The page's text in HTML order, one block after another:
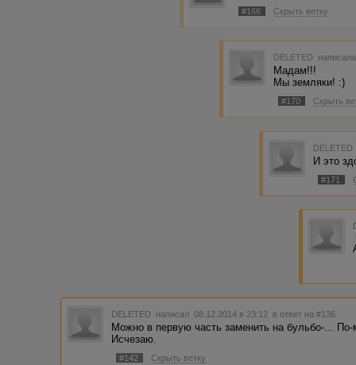
#166 Скрыть ветку
DELETED
Мадам!!!
Мы земляки! :)
#170 Скрыть
DELETED
И это
#171
DELETED написал 08.12.2014 в 23:12 в ответ на #136
Можно в первую часть заменить на бульбо-... По-
Исчезаю.
#142 Скрыть ветку